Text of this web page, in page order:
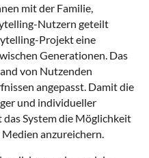
mit der Familie,
Nutzern geteilt
Projekt eine
Generationen. Das
von Nutzenden
angepasst. Damit die
und individueller
System die Möglichkeit
anzureichern.